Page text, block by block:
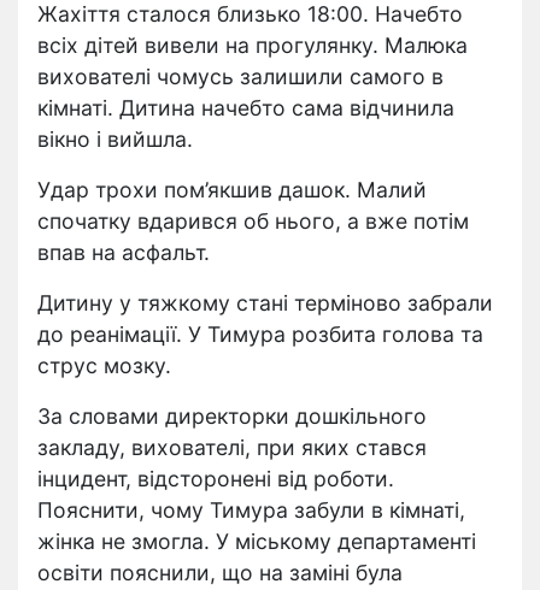
Жахіття сталося близько 18:00. Начебто
всіх дітей вивели на прогулянку. Малюка
вихователі чомусь залишили самого в
кімнаті. Дитина начебто сама відчинила
вікно і вийшла.
Удар трохи пом’якшив дашок. Малий
спочатку вдарився об нього, а вже потім
впав на асфальт.
Дитину у тяжкому стані терміново забрали
до реанімації. У Тимура розбита голова та
струс мозку.
За словами директорки дошкільного
закладу, вихователі, при яких стався
інцидент, відсторонені від роботи.
Пояснити, чому Тимура забули в кімнаті,
жінка не змогла. У міському департаменті
освіти пояснили, що на заміні була